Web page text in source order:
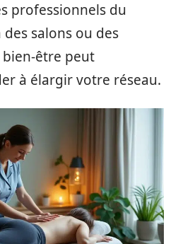
professionnels du
salons ou des
bien-être peut
à élargir votre réseau.